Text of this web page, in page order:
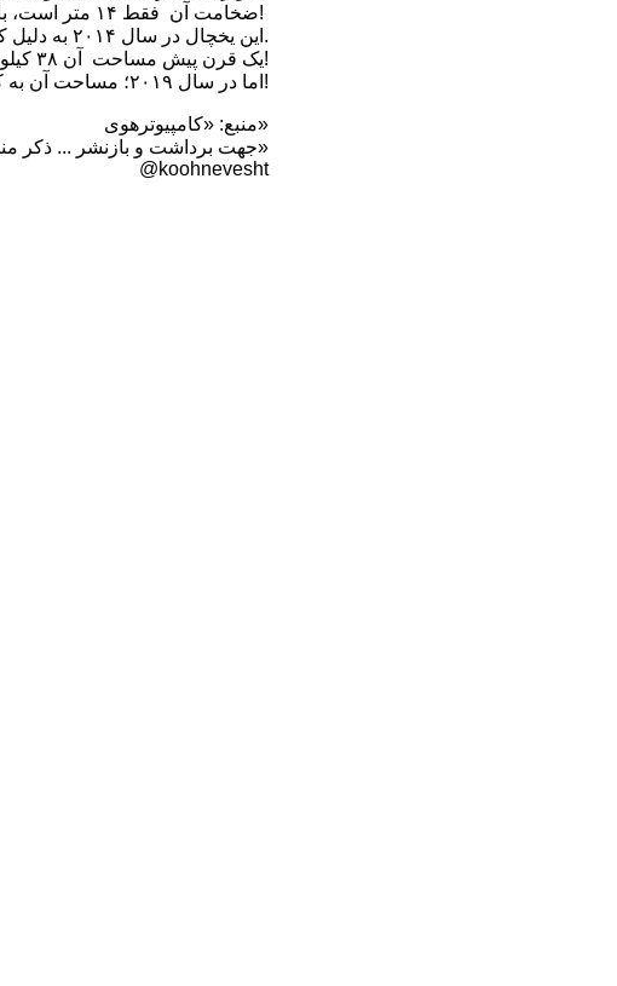
ضخامت آن فقط ۱۴ متر است، باقی‌مانده!
این یخچال در سال ۲۰۱۴ به دلیل کاهش چشمگیر مساحت، از رده یخچال‌ها خارج شد.
یک قرن پیش مساحت آن ۳۸ کیلومترمربع و به ضخامت ۵۰ متر بود!
اما در سال ۲۰۱۹؛ مساحت آن به کمتر از یک کیلومتر مربع، و ضخامت یخ‌های دهانه آتشفشان به ۱۴ متر رسیده است!
منبع: «کامپیوترهوی»
جهت برداشت و بازنشر ... ذکر منبع «کوه‌نوشت»
@koohnevesht